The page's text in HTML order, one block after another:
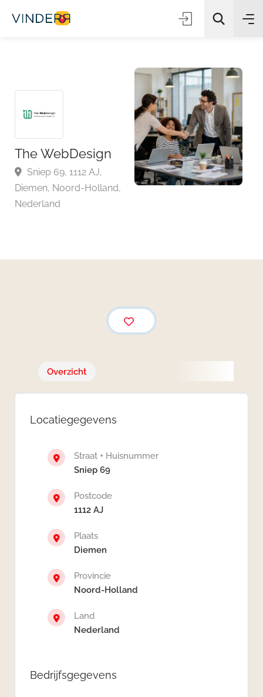
The WebDesign
Sniep 69, 1112 AJ,
Diemen, Noord-Holland,
Overzicht
Locatiegegevens
Straat + Huisnummer
Sniep 69
Postcode
1112 AJ
Plaats
Diemen
Provincie
Noord-Holland
Land
Nederland
Bedrijfsgegevens